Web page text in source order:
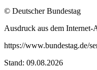
© Deutscher Bundestag
Ausdruck aus dem Internet-
https://www.bundestag.de/
Stand: 09.08.2026